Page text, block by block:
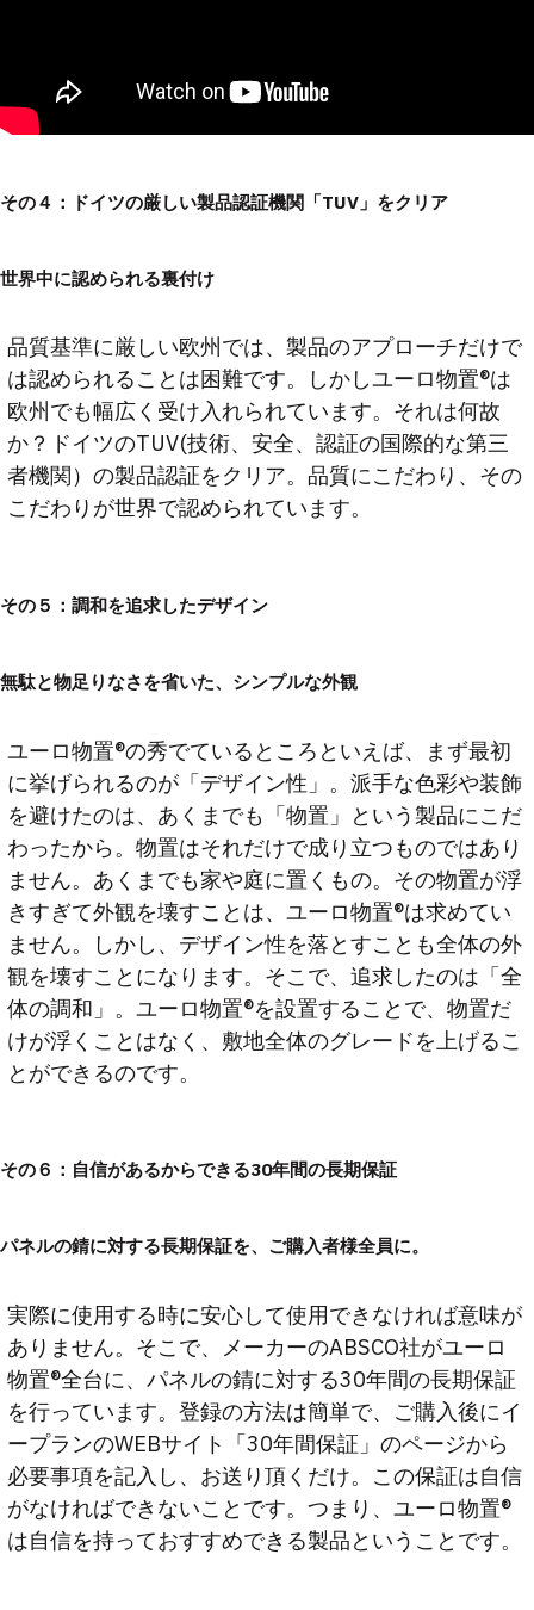
その４：ドイツの厳しい製品認証機関「TUV」をクリア
世界中に認められる裏付け
品質基準に厳しい欧州では、製品のアプローチだけで
は認められることは困難です。しかしユーロ物置®は
欧州でも幅広く受け入れられています。それは何故
か？ドイツのTUV(技術、安全、認証の国際的な第三
者機関）の製品認証をクリア。品質にこだわり、その
こだわりが世界で認められています。
その５：調和を追求したデザイン
無駄と物足りなさを省いた、シンプルな外観
ユーロ物置®の秀でているところといえば、まず最初
に挙げられるのが「デザイン性」。派手な色彩や装飾
を避けたのは、あくまでも「物置」という製品にこだ
わったから。物置はそれだけで成り立つものではあり
ません。あくまでも家や庭に置くもの。その物置が浮
きすぎて外観を壊すことは、ユーロ物置®は求めてい
ません。しかし、デザイン性を落とすことも全体の外
観を壊すことになります。そこで、追求したのは「全
体の調和」。ユーロ物置®を設置することで、物置だ
けが浮くことはなく、敷地全体のグレードを上げるこ
とができるのです。
その６：自信があるからできる30年間の長期保証
パネルの錆に対する長期保証を、ご購入者様全員に。
実際に使用する時に安心して使用できなければ意味が
ありません。そこで、メーカーのABSCO社がユーロ
物置®全台に、パネルの錆に対する30年間の長期保証
を行っています。登録の方法は簡単で、ご購入後にイ
ープランのWEBサイト「30年間保証」のページから
必要事項を記入し、お送り頂くだけ。この保証は自信
がなければできないことです。つまり、ユーロ物置®
は自信を持っておすすめできる製品ということです。